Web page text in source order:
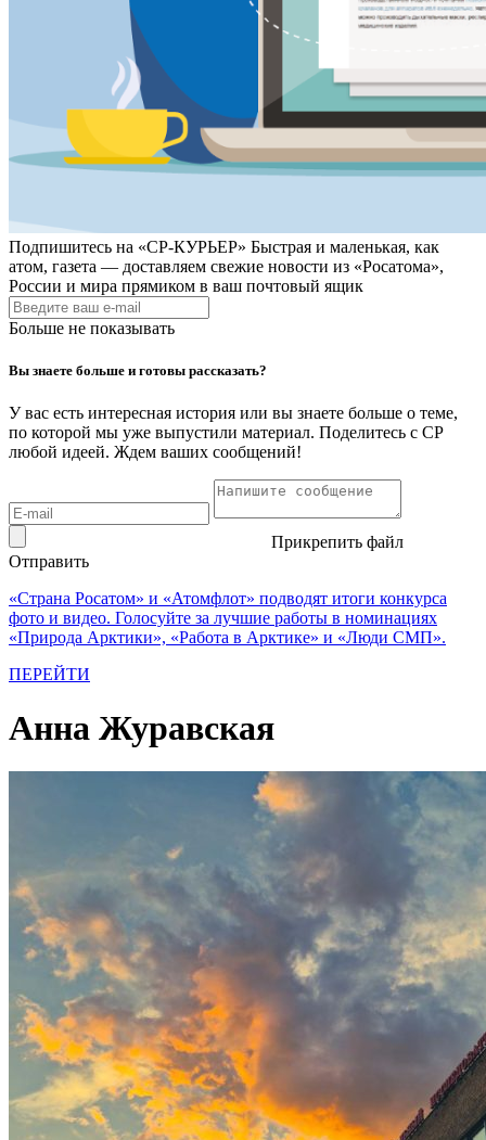
Подпишитесь на «СР-КУРЬЕР» Быстрая и маленькая, как
атом, газета — доставляем свежие новости из «Росатома»,
России и мира прямиком в ваш почтовый ящик
Больше не показывать
Вы знаете больше и готовы рассказать?
У вас есть интересная история или вы знаете больше о теме,
по которой мы уже выпустили материал. Поделитесь с СР
любой идеей. Ждем ваших сообщений!
Прикрепить файл
Отправить
«Страна Росатом» и «Атомфлот» подводят итоги конкурса
фото и видео. Голосуйте за лучшие работы в номинациях
«Природа Арктики», «Работа в Арктике» и «Люди СМП».
ПЕРЕЙТИ
Анна Журавская